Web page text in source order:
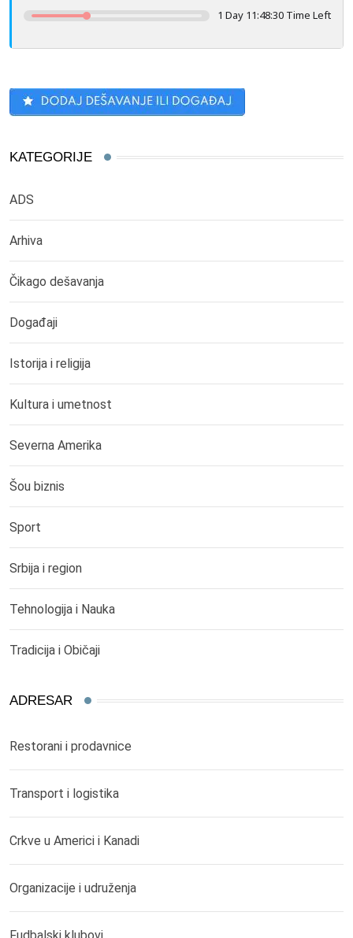
1 Day 11:48:29 Time Left
KATEGORIJE
ADS
Arhiva
Čikago dešavanja
Događaji
Istorija i religija
Kultura i umetnost
Severna Amerika
Šou biznis
Sport
Srbija i region
Tehnologija i Nauka
Tradicija i Običaji
ADRESAR
Restorani i prodavnice
Transport i logistika
Crkve u Americi i Kanadi
Organizacije i udruženja